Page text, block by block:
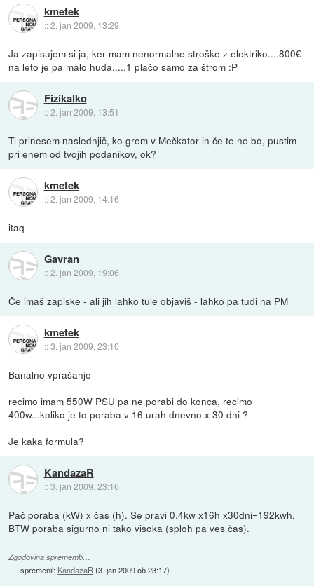
kmetek
::2. jan 2009, 13:29
Ja zapisujem si ja, ker mam nenormalne stroške z elektriko....800€
na leto je pa malo huda.....1 plačo samo za štrom :P
Fizikalko
::2. jan 2009, 13:51
Ti prinesem naslednjič, ko grem v Mečkator in če te ne bo, pustim
pri enem od tvojih podanikov, ok?
kmetek
::2. jan 2009, 14:16
itaq
Gavran
::2. jan 2009, 19:06
Če imaš zapiske - ali jih lahko tule objaviš - lahko pa tudi na PM
kmetek
::3. jan 2009, 23:10
Banalno vprašanje
recimo imam 550W PSU pa ne porabi do konca, recimo
400w...koliko je to poraba v 16 urah dnevno x 30 dni ?
Je kaka formula?
KandazaR
::3. jan 2009, 23:16
Pač poraba (kW) x čas (h). Se pravi 0.4kw x16h x30dni=192kwh.
BTW poraba sigurno ni tako visoka (sploh pa ves čas).
Zgodovina sprememb…
spremenil: KandazaR (3. jan 2009 ob 23:17)